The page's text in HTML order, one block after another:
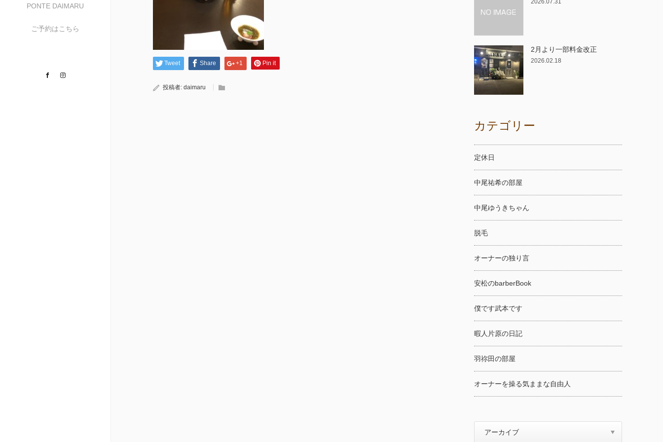
PONTE DAIMARU
ご予約はこちら
Facebook
Tweet Share +1 Pin it
投稿者: daimaru
2月より一部料金改正
2026.02.18
カテゴリー
定休日
中尾祐希の部屋
中尾ゆうきちゃん
脱毛
オーナーの独り言
安松のbarberBook
僕です武本です
暇人片原の日記
羽祢田の部屋
オーナーを操る気ままな自由人